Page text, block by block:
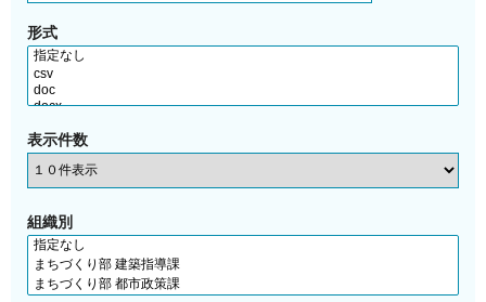
形式
表示件数
組織別